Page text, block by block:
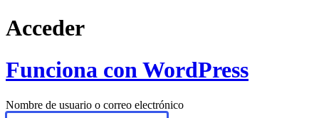
Acceder
Funciona con WordPress
Nombre de usuario o correo electrónico